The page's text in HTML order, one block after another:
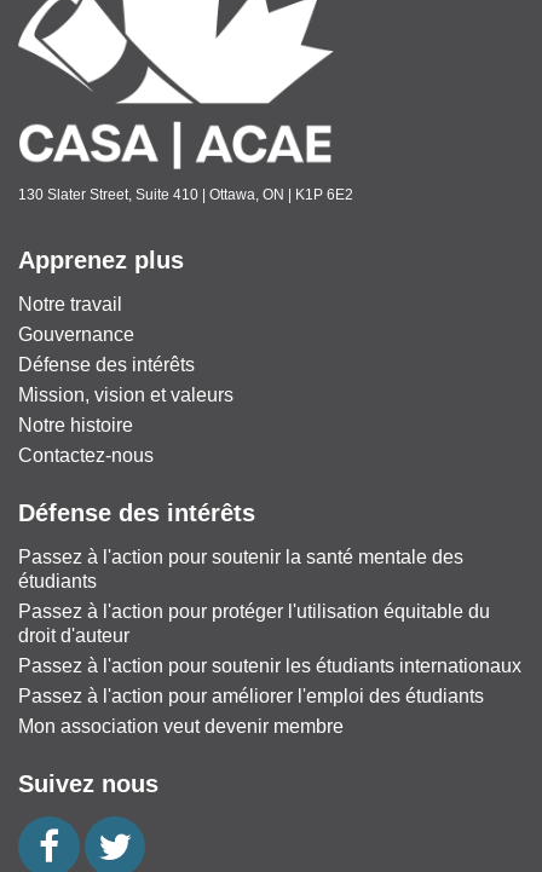
130 Slater Street, Suite 410 | Ottawa, ON | K1P 6E2
Apprenez plus
Notre travail
Gouvernance
Défense des intérêts
Mission, vision et valeurs
Notre histoire
Contactez-nous
Défense des intérêts
Passez à l'action pour soutenir la santé mentale des
étudiants
Passez à l'action pour protéger l'utilisation équitable du
droit d'auteur
Passez à l'action pour soutenir les étudiants internationaux
Passez à l'action pour améliorer l'emploi des étudiants
Mon association veut devenir membre
Suivez nous